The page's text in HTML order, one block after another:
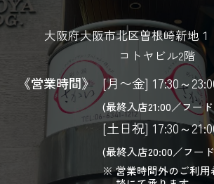
大阪府大阪市北区曽根崎新地１
コトヤビル2階
《営業時間》 [月〜金] 17:30～
(最終入店21:00／フー
[土日祝] 17:30～
(最終入店20:00／フー
営業時間外のご利